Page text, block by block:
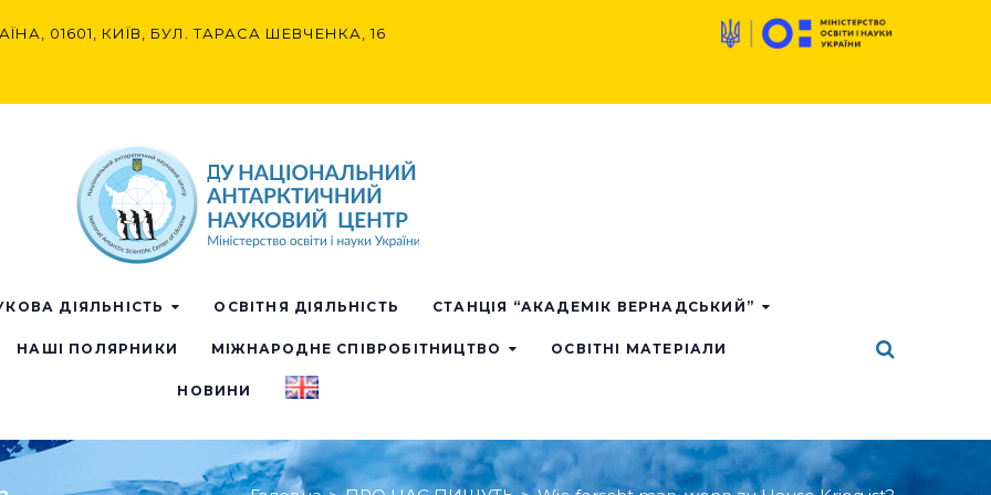
01601, КИЇВ, БУЛ. ТАРАСА ШЕВЧЕНКА, 16
ДІЯЛЬНІСТЬ ОСВІТНЯ ДІЯЛЬНІСТЬ СТАНЦІЯ “АКАДЕМІК ВЕРНАДСЬКИЙ”
НАШІ ПОЛЯРНИКИ МІЖНАРОДНЕ СПІВРОБІТНИЦТВО ОСВІТНІ МАТЕРІАЛИ
НОВИНИ